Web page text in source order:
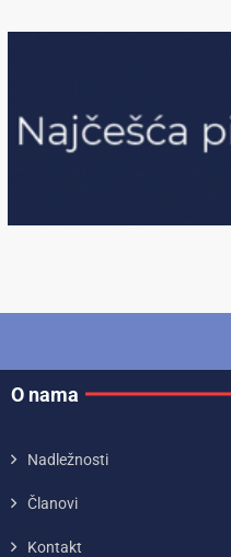
O nama
Nadležnosti
Članovi
Kontakt